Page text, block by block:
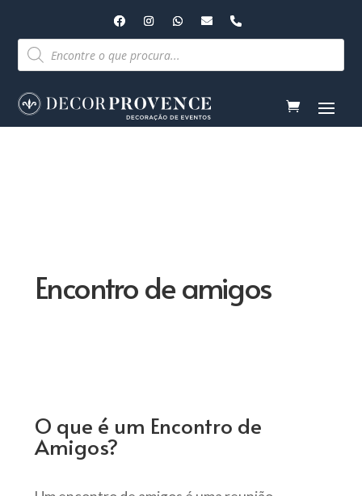
Pesquisar
produtos
Encontro de amigos
O que é um Encontro de
Amigos?